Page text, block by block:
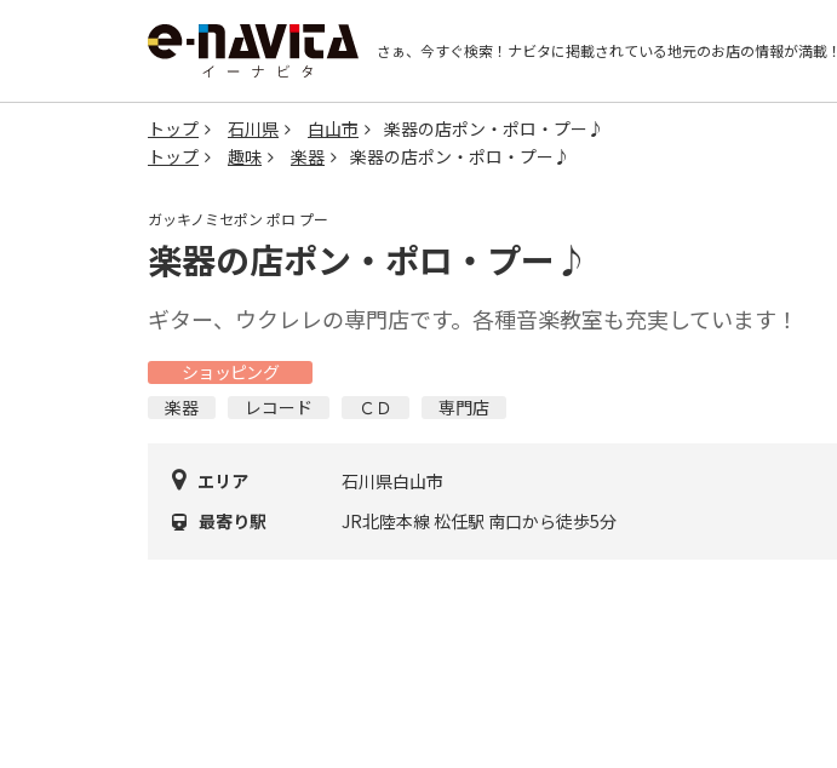
さぁ、今すぐ検索！ ナビタに掲載されている地元のお店の情報が満載！
トップ 石川県 白山市
楽器の店ポン・ポロ・プー♪
トップ
趣味 楽器 楽器の店ポン・ポロ・プー♪
ガッキノミセポン ポロ プー
楽器の店ポン・ポロ・プー♪
ギター、ウクレレの専門店です。各種音楽教室も充実しています！
ショッピング
楽器
レコード ＣＤ 専門店
エリア
石川県白山市
最寄り駅
JR北陸本線 松任駅 南口から徒歩5分